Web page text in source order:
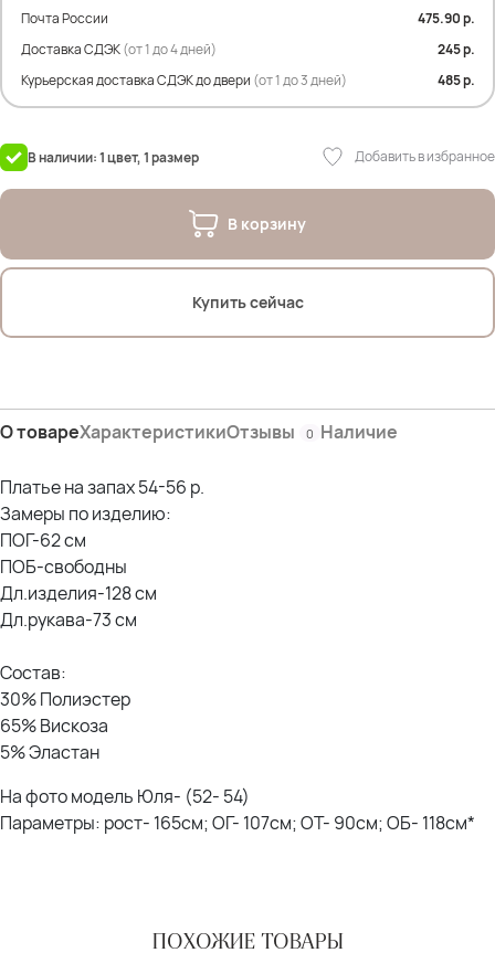
Почта России
475.90 р.
Доставка СДЭК(от 1 до 4 дней)
245 р.
Курьерская доставка СДЭК до двери (от 1 до 3 дней) 485 р.
В наличии: 1 цвет, 1 размер Добавить в избранное
В корзину
Купить сейчас
О товареХарактеристикиОтзывы 0 Наличие
Платье на запах 54-56 р.
Замеры по изделию:
ПОГ-62 см
ПОБ-свободны
Дл.изделия-128 см
Дл.рукава-73 см
Состав:
30% Полиэстер
65% Вискоза
5% Эластан
На фото модель Юля- (52- 54)
Параметры: рост- 165см; ОГ- 107см; ОТ- 90см; ОБ- 118см*
ПОХОЖИЕ ТОВАРЫ